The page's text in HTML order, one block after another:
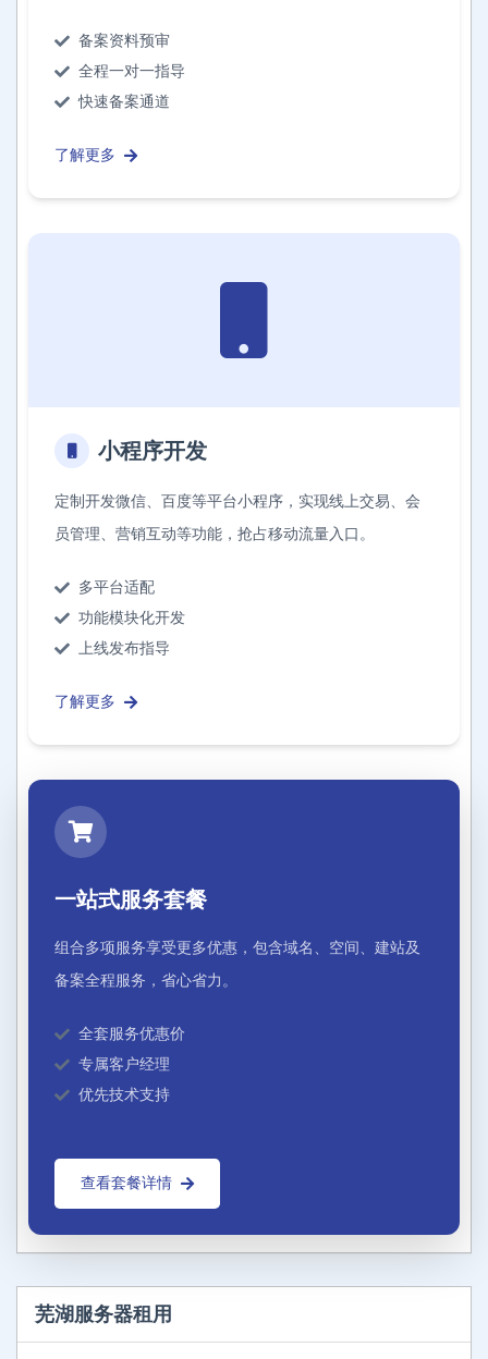
备案资料预审
全程一对一指导
快速备案通道
了解更多
小程序开发
定制开发微信、百度等平台小程序，实现线上交易、会
员管理、营销互动等功能，抢占移动流量入口。
多平台适配
功能模块化开发
上线发布指导
了解更多
一站式服务套餐
组合多项服务享受更多优惠，包含域名、空间、建站及
备案全程服务，省心省力。
全套服务优惠价
专属客户经理
优先技术支持
查看套餐详情
芜湖服务器租用